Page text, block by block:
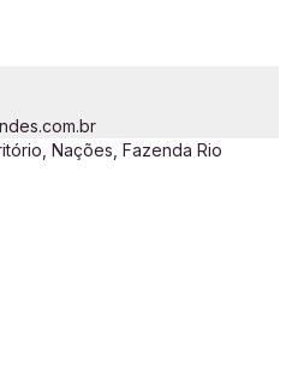
Nações, Fazenda Rio